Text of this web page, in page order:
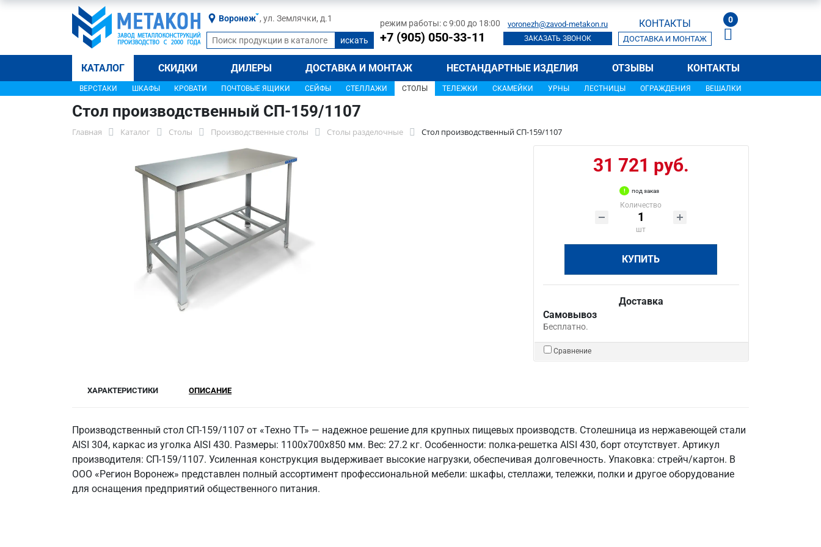
Воронеж , ул. Землячки, д.1 режим работы: с 9:00 до 18:00
+7 (905) 050-33-11
voronezh@zavod-metakon.ru
ЗАКАЗАТЬ ЗВОНОК
КОНТАКТЫ
ДОСТАВКА И МОНТАЖ
0
КАТАЛОГ СКИДКИ ДИЛЕРЫ ДОСТАВКА И МОНТАЖ НЕСТАНДАРТНЫЕ ИЗДЕЛИЯ ОТЗЫВЫ КОНТАКТЫ
ВЕРСТАКИ ШКАФЫ КРОВАТИ ПОЧТОВЫЕ ЯЩИКИ СЕЙФЫ СТЕЛЛАЖИ СТОЛЫ ТЕЛЕЖКИ СКАМЕЙКИ УРНЫ ЛЕСТНИЦЫ ОГРАЖДЕНИЯ ВЕШАЛКИ
Стол производственный СП-159/1107
Главная Каталог Столы Производственные столы Столы разделочные Стол производственный СП-159/1107
31 721 руб.
под заказ
Количество
шт
КУПИТЬ
Доставка
Самовывоз
Бесплатно.
Сравнение
ХАРАКТЕРИСТИКИ ОПИСАНИЕ
Производственный стол СП-159/1107 от «Техно ТТ» — надежное решение для крупных пищевых производств. Столешница из нержавеющей стали
AISI 304, каркас из уголка AISI 430. Размеры: 1100x700x850 мм. Вес: 27.2 кг. Особенности: полка-решетка AISI 430, борт отсутствует. Артикул
производителя: СП-159/1107. Усиленная конструкция выдерживает высокие нагрузки, обеспечивая долговечность. Упаковка: стрейч/картон. В
ООО «Регион Воронеж» представлен полный ассортимент профессиональной мебели: шкафы, стеллажи, тележки, полки и другое оборудование
для оснащения предприятий общественного питания.